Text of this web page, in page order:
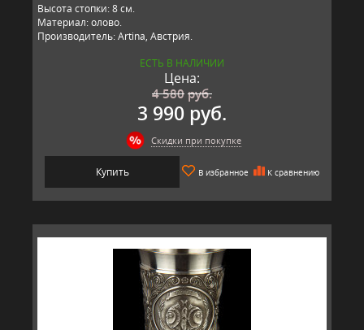
Высота стопки: 8 см.
Материал: олово.
Производитель: Artina, Австрия.
ЕСТЬ В НАЛИЧИИ
Цена:
4 580руб.
3 990 руб.
Скидки при покупке
Купить В избранное К сравнению